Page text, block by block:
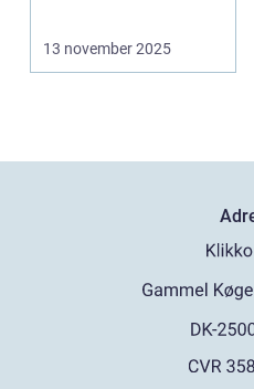
13 november 2025